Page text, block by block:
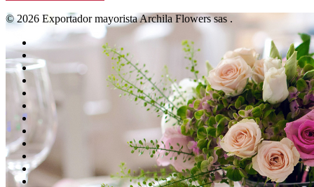
$ 290.000.$ 280.000.
© 2026 Exportador mayorista Archila Flowers sas .
pinterest
linkedin
tumblr
dribbble
github
google-
plus
instagram
flickr
spotify